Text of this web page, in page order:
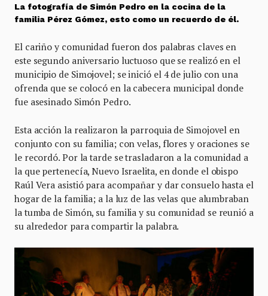
La fotografía de Simón Pedro en la cocina de la
familia Pérez Gómez, esto como un recuerdo de él.
El cariño y comunidad fueron dos palabras claves en
este segundo aniversario luctuoso que se realizó en el
municipio de Simojovel; se inició el 4 de julio con una
ofrenda que se colocó en la cabecera municipal donde
fue asesinado Simón Pedro.
Esta acción la realizaron la parroquia de Simojovel en
conjunto con su familia; con velas, flores y oraciones se
le recordó. Por la tarde se trasladaron a la comunidad a
la que pertenecía, Nuevo Israelita, en donde el obispo
Raúl Vera asistió para acompañar y dar consuelo hasta el
hogar de la familia; a la luz de las velas que alumbraban
la tumba de Simón, su familia y su comunidad se reunió a
su alrededor para compartir la palabra.